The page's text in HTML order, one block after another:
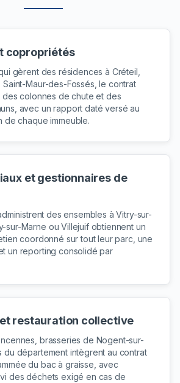
copropriétés
gèrent des résidences à Créteil,
Maur-des-Fossés, le contrat
colonnes de chute et des
avec un rapport daté versé au
chaque immeuble.
et gestionnaires de
des ensembles à Vitry-sur-
sur-Marne ou Villejuif obtiennent un
coordonné sur tout leur parc, une
un reporting consolidé par
restauration collective
brasseries de Nogent-sur-
du département intègrent au contrat
du bac à graisse, avec
des déchets exigé en cas de